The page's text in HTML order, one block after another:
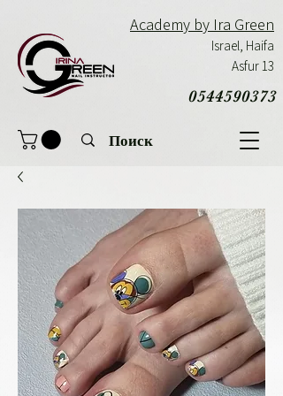
0544590373
Academy by Ira Green
Israel, Haifa
Asfur 13